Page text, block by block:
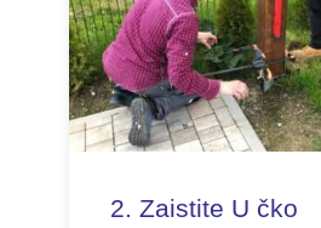
2. Zaistite U čko